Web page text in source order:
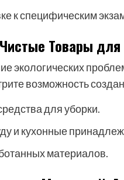
к специфическим
Товары
экологических
возможность
для уборки.
и кухонные
материалов.